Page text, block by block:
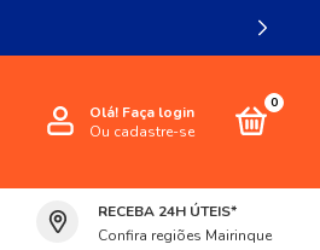
Olá! Faça login
Ou cadastre-se
0
RECEBA 24H ÚTEIS*
Confira regiões Mairinque